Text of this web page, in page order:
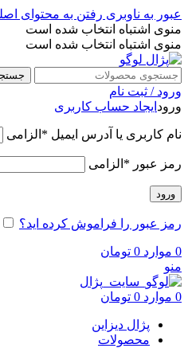
عبور به ناوبری رفتن به محتوای
منوی اشتباه انتخاب شده است
منوی اشتباه انتخاب شده است
ورود / ثبت نام
ورود ایجاد حساب کاربری
نام کاربری یا آدرس ایمیل * الزامی
رمز عبور * الزامی
ورود
رمز عبور را فراموش کرده اید؟
0 موارد 0 تومان
منو
0 موارد 0 تومان
پژال دیزاین
محصولات